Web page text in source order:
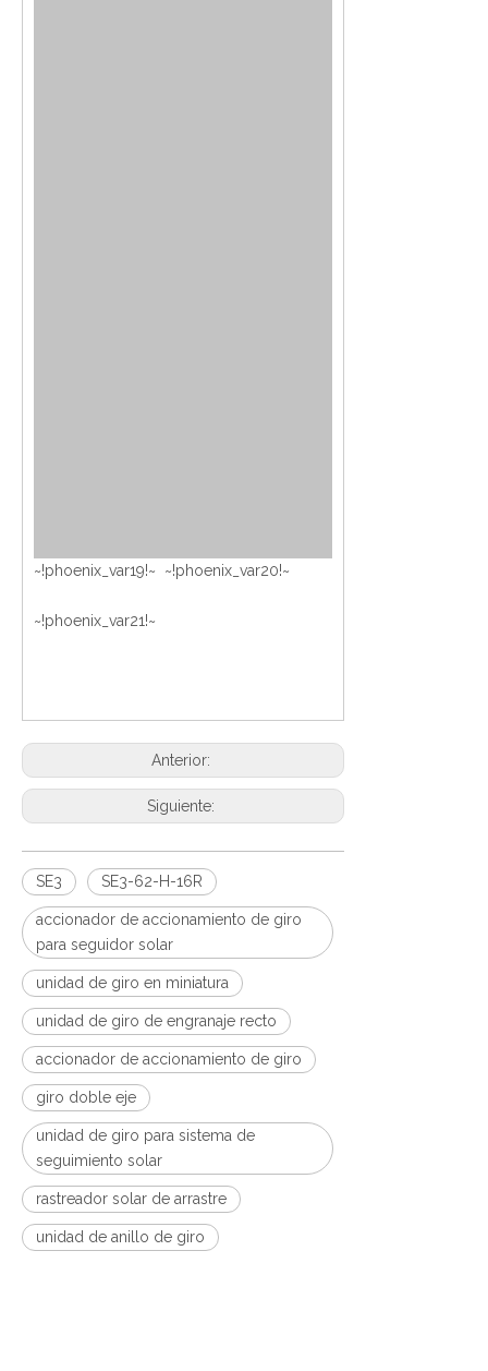
~!phoenix_var19!~ ~!phoenix_var20!~
~!phoenix_var21!~
Anterior:
Siguiente:
SE3 SE3-62-H-16R
accionador de accionamiento de giro
para seguidor solar
unidad de giro en miniatura
unidad de giro de engranaje recto
accionador de accionamiento de giro
giro doble eje
unidad de giro para sistema de
seguimiento solar
rastreador solar de arrastre
unidad de anillo de giro